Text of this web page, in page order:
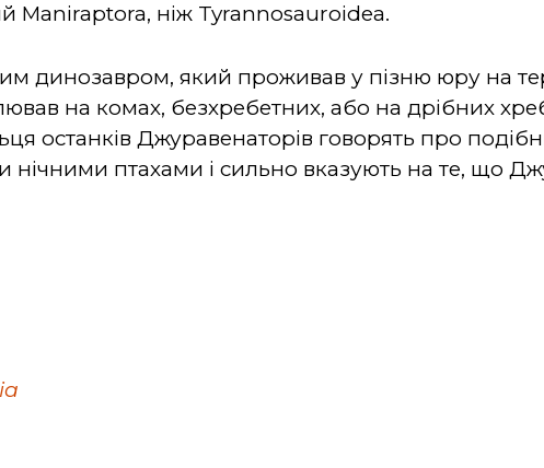
ніж Tyrannosauroidea.
динозавром, який проживав у пізню юру на
на комах, безхребетних, або на дрібних
останків Джуравенаторів говорять про
нічними птахами і сильно вказують на те, що